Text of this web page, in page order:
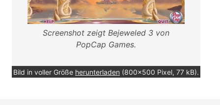
Screenshot zeigt Bejeweled 3 von
PopCap Games.
Bild in voller Größe herunterladen (800x500 Pixel, 77 kB).